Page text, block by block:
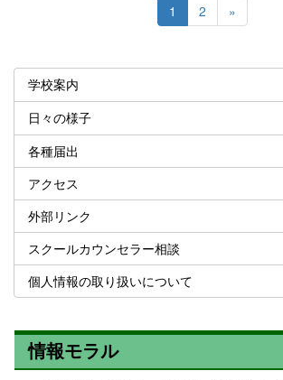
1 2 »
学校案内
日々の様子
各種届出
アクセス
外部リンク
スクールカウンセラー相談
個人情報の取り扱いについて
情報モラル